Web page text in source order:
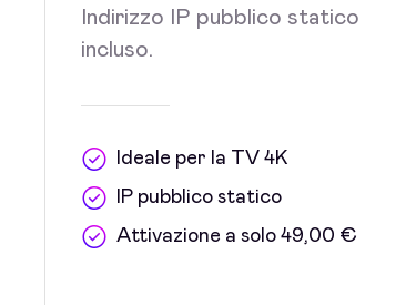
Indirizzo IP pubblico statico
incluso.
Ideale per la TV 4K
IP pubblico statico
Attivazione a solo 49,00 €